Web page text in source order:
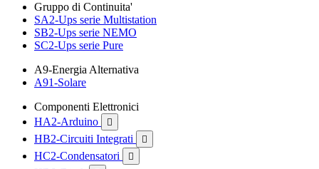
Gruppo di Continuita'
SA2-Ups serie Multistation
SB2-Ups serie NEMO
SC2-Ups serie Pure
A9-Energia Alternativa
A91-Solare
Componenti Elettronici
HA2-Arduino

HB2-Circuiti Integrati 
HC2-Condensatori 